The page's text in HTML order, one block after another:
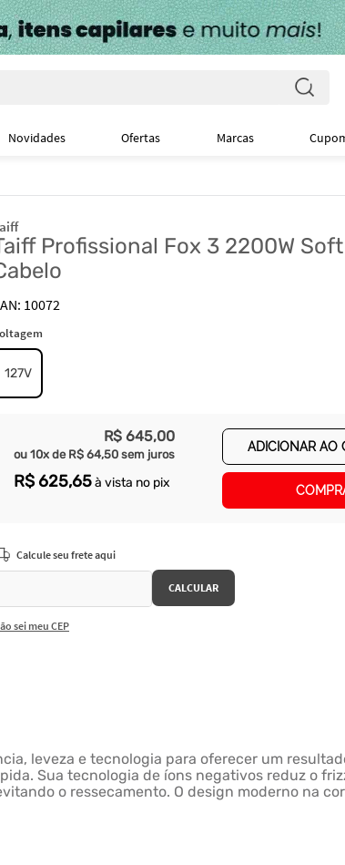
Novidades Ofertas Marcas
Profissional Fox 3 2200W
10072
127V
R$ 645,00
ou 10x de R$ 64,50 sem juros
R$625,65à vista no pix
ADICIONAR AO
sei meu CEP
leveza e tecnologia para oferecer um
Sua tecnologia de íons negativos reduz o
o ressecamento. O design moderno na